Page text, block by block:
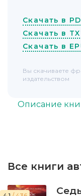
Описание
Все книги
Скачать в
Скачать в
Скачать в
Вы скачиваете
издательством